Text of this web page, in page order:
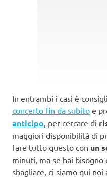
In entrambi i casi è
concerto fin da subito e
anticipo, per cercare di
maggiori disponibilità di
fare tutto questo con un
minuti, ma se hai bisogno
sbagliare, ci siamo qui noi